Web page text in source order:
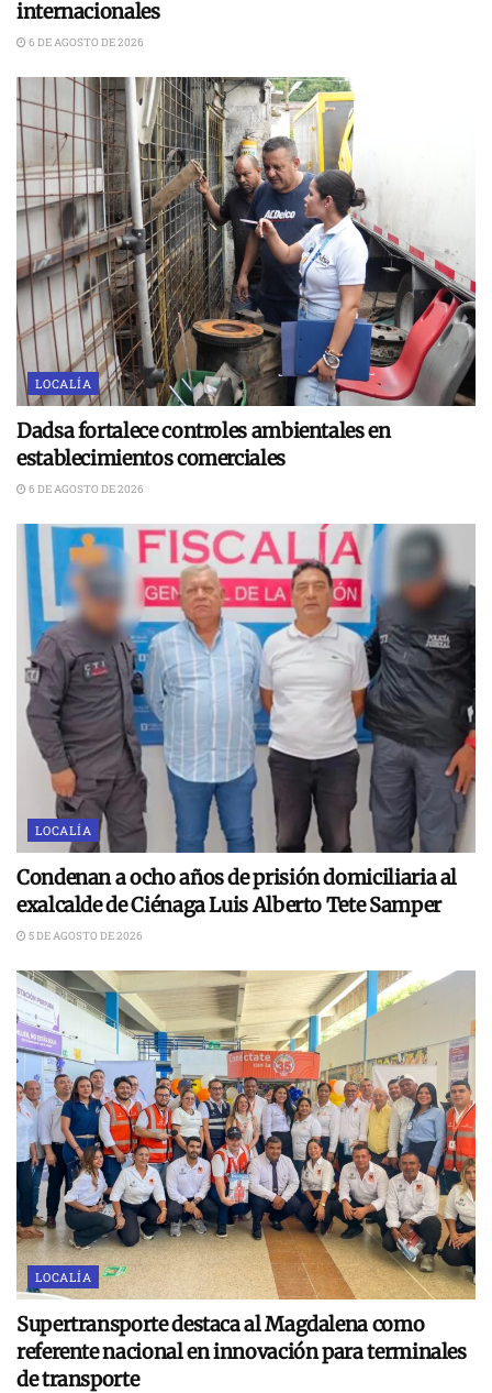
internacionales
6 DE AGOSTO DE 2026
LOCALÍA
Dadsa fortalece controles ambientales en
establecimientos comerciales
6 DE AGOSTO DE 2026
LOCALÍA
Condenan a ocho años de prisión domiciliaria al
exalcalde de Ciénaga Luis Alberto Tete Samper
5 DE AGOSTO DE 2026
LOCALÍA
Supertransporte destaca al Magdalena como
referente nacional en innovación para terminales
de transporte